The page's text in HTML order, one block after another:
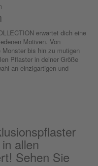
erwartet dich eine
Motiven. Von
bis hin zu mutigen
Pflaster in deiner Größe
an einzigartigen und
allen
Sehen Sie